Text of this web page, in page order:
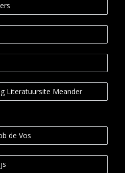
Literatuursite Meander
de Vos